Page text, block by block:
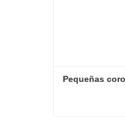
Pequeñas